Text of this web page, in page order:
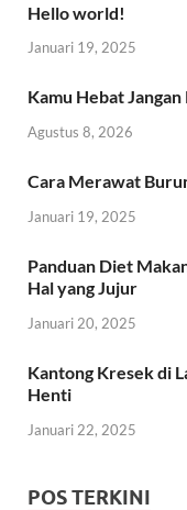
Hello world!
Januari 19, 2025
Kamu Hebat
Agustus 8, 2026
Cara Merawat
Januari 19, 2025
Panduan Diet
Hal yang Jujur
Januari 20, 2025
Kantong Kresek di
Henti
Januari 22, 2025
POS TERKINI